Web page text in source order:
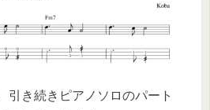
引き続きピアノソロのパート